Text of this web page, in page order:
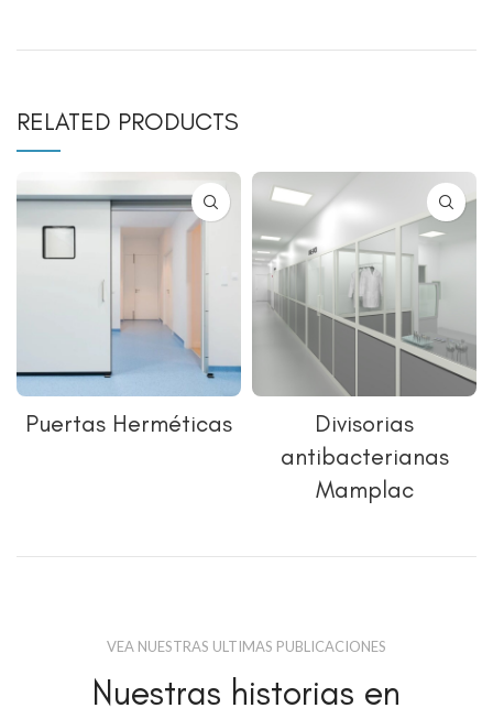
RELATED PRODUCTS
Puertas Herméticas
Divisorias
antibacterianas
Mamplac
VEA NUESTRAS ULTIMAS PUBLICACIONES
Nuestras historias en